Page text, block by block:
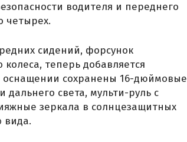
водителя и переднего
четырех.
сидений, форсунок
теперь добавляется
оснащении сохранены 16-дюймовые
света, мульти-руль с
зеркала в солнцезащитных
вида.